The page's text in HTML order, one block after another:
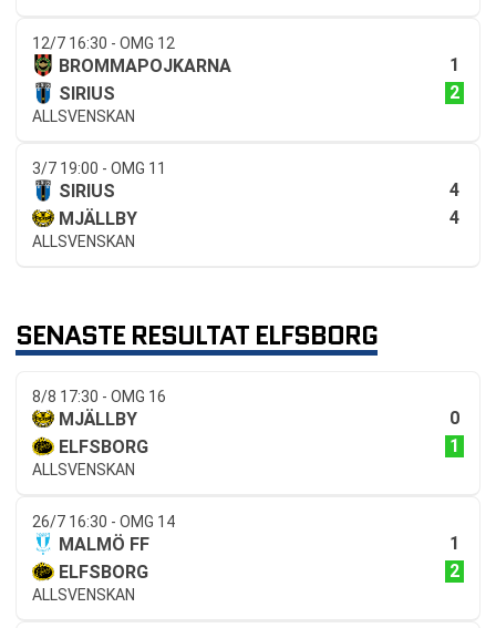
12/7 16:30 - OMG 12
BROMMAPOJKARNA
1
SIRIUS
2
ALLSVENSKAN
3/7 19:00 - OMG 11
SIRIUS
4
MJÄLLBY
4
ALLSVENSKAN
SENASTE RESULTAT ELFSBORG
8/8 17:30 - OMG 16
MJÄLLBY
0
ELFSBORG
1
ALLSVENSKAN
26/7 16:30 - OMG 14
MALMÖ FF
1
ELFSBORG
2
ALLSVENSKAN